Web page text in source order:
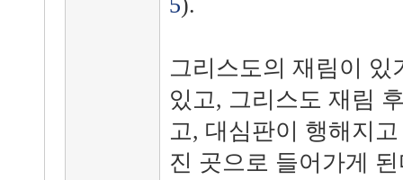
그리스도의 재림이 있
있고, 그리스도 재림
고, 대심판이 행해지
진 곳으로 들어가게